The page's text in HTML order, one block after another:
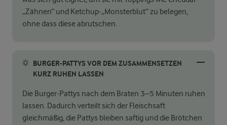
„Zähnen“ und Ketchup-„Monsterblut“ zu belegen,
ohne dass diese abrutschen.
BURGER-PATTYS VOR DEM ZUSAMMENSETZEN
KURZ RUHEN LASSEN
Die Burger-Pattys nach dem Braten 3–5 Minuten ruhen
lassen. Dadurch verteilt sich der Fleischsaft
gleichmäßig, die Pattys bleiben saftig und die Brötchen